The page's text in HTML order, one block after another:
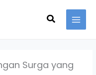
Search
Surga yang